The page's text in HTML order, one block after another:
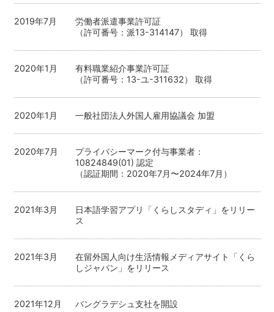
2019年7月
労働者派遣事業許可証
（許可番号：派13-314147） 取得
2020年1月
有料職業紹介事業許可証
（許可番号：13-ユ-311632） 取得
2020年1月 一般社団法人外国人雇用協議会 加盟
2020年7月
プライバシーマーク付与事業者：
10824849(01) 認定
（認証期間：2020年7月〜2024年7月）
2021年3月
日本語学習アプリ「くらしスタディ」をリリー
ス
2021年3月
在留外国人向け生活情報メディアサイト「くら
しジャパン」をリリース
2021年12月 バングラデシュ支社を開設